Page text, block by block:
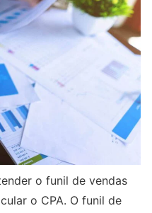
o funil de vendas
o CPA. O funil de